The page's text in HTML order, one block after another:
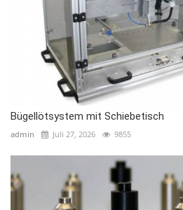
Bügellötsystem mit Schiebetisch
admin Juli 27, 2026 9855